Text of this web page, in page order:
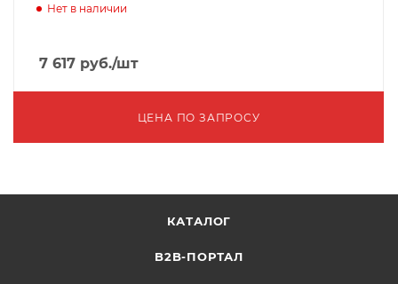
Нет в наличии
7 617 руб./шт
ЦЕНА ПО ЗАПРОСУ
КАТАЛОГ
B2B-ПОРТАЛ